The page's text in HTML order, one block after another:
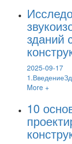
зданий
2025-09-17
More +
10